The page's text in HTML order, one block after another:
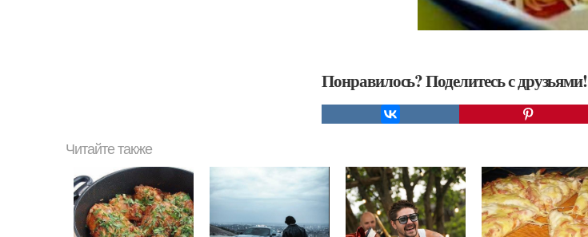
Понравилось? Поделитесь с друзьями!
Читайте также